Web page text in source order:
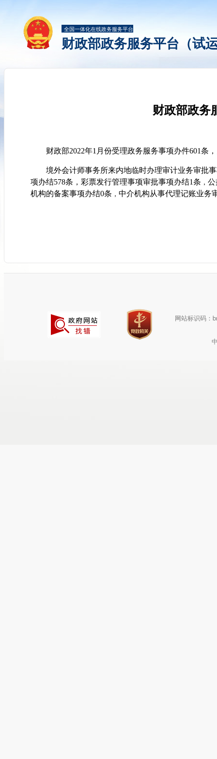
全国一体化在线政务服务平台
财政部政务服务平台（试
财政部政务
财政部2022年1月份受理政务服务事项办件601条
境外会计师事务所来内地临时办理审计业务审批
项办结578条 ， 彩票发行管理事项审批事项办结1条 ， 公
机构的备案事项办结0条 ， 中介机构从事代理记账业务
网站标识码：